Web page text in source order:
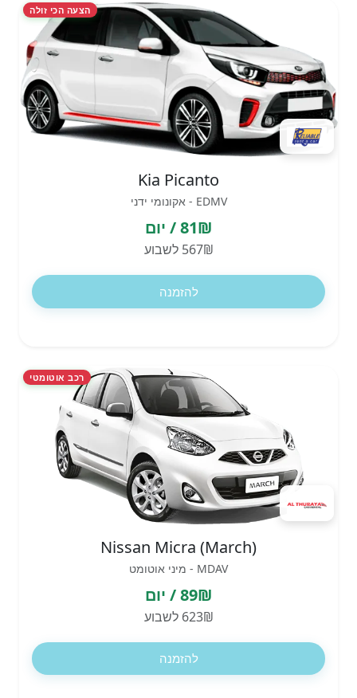
הצעה הכי זולה
Kia Picanto
EDMV - אקונומי ידני
81₪ / יום
567₪ לשבוע
להזמנה
רכב אוטומטי
Nissan Micra (March)
MDAV - מיני אוטומט
89₪ / יום
623₪ לשבוע
להזמנה